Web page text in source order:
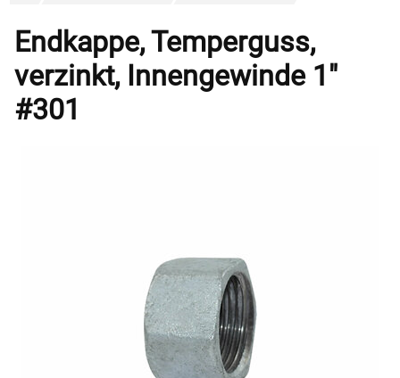
Endkappe, Temperguss,
verzinkt, Innengewinde 1"
#301